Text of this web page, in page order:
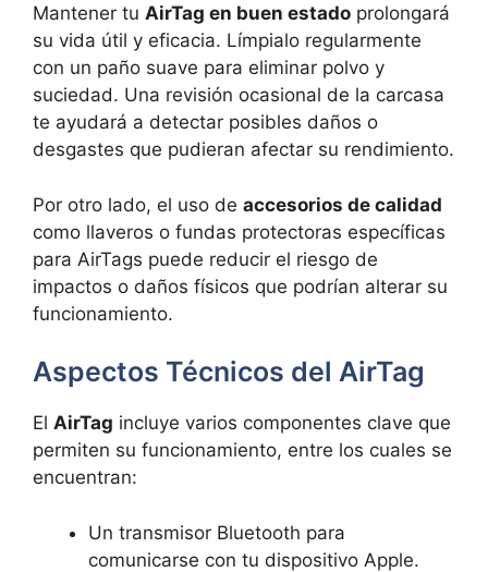
Mantener tu AirTag en buen estado prolongará
su vida útil y eficacia. Límpialo regularmente
con un paño suave para eliminar polvo y
suciedad. Una revisión ocasional de la carcasa
te ayudará a detectar posibles daños o
desgastes que pudieran afectar su rendimiento.
Por otro lado, el uso de accesorios de calidad
como llaveros o fundas protectoras específicas
para AirTags puede reducir el riesgo de
impactos o daños físicos que podrían alterar su
funcionamiento.
Aspectos Técnicos del AirTag
El AirTag incluye varios componentes clave que
permiten su funcionamiento, entre los cuales se
encuentran:
Un transmisor Bluetooth para
comunicarse con tu dispositivo Apple.